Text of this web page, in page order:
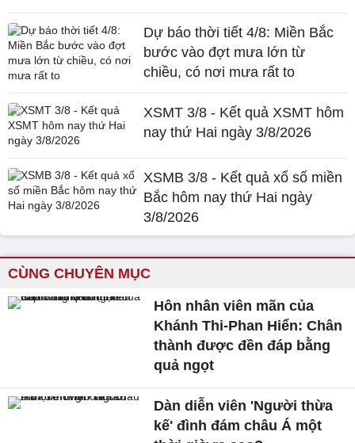
Dự báo thời tiết 4/8: Miền Bắc
bước vào đợt mưa lớn từ
chiều, có nơi mưa rất to
XSMT 3/8 - Kết quả XSMT hôm
nay thứ Hai ngày 3/8/2026
XSMB 3/8 - Kết quả xổ số miền
Bắc hôm nay thứ Hai ngày
3/8/2026
CÙNG CHUYÊN MỤC
Hôn nhân viên mãn của
Khánh Thi-Phan Hiển: Chân
thành được đền đáp bằng
quả ngọt
Dàn diễn viên 'Người thừa
kế' đình đám châu Á một